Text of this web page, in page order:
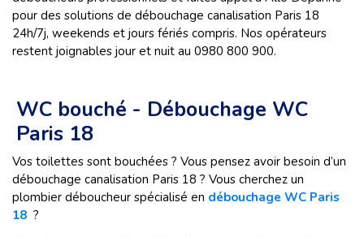
pour des solutions de débouchage canalisation Paris 18
24h/7j, weekends et jours fériés compris. Nos opérateurs
restent joignables jour et nuit au 0980 800 900.
WC bouché - Débouchage WC
Paris 18
Vos toilettes sont bouchées ? Vous pensez avoir besoin d’un
débouchage canalisation Paris 18 ? Vous cherchez un
plombier déboucheur spécialisé en débouchage WC Paris
18 ?